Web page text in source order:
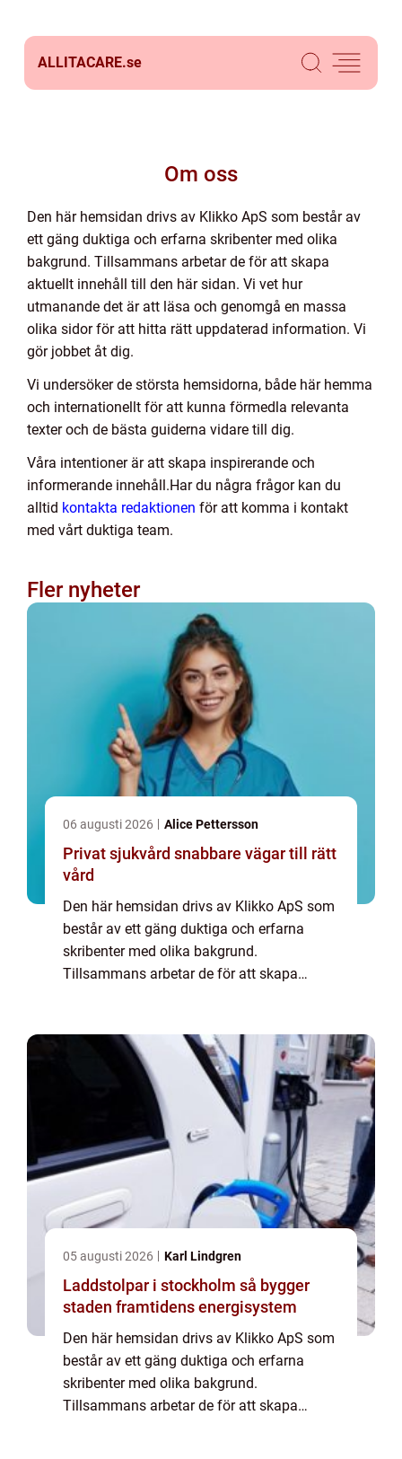
ALLITACARE.se
Om oss
Den här hemsidan drivs av Klikko ApS som består av
ett gäng duktiga och erfarna skribenter med olika
bakgrund. Tillsammans arbetar de för att skapa
aktuellt innehåll till den här sidan. Vi vet hur
utmanande det är att läsa och genomgå en massa
olika sidor för att hitta rätt uppdaterad information. Vi
gör jobbet åt dig.
Vi undersöker de största hemsidorna, både här hemma
och internationellt för att kunna förmedla relevanta
texter och de bästa guiderna vidare till dig.
Våra intentioner är att skapa inspirerande och
informerande innehåll.Har du några frågor kan du
alltid kontakta redaktionen för att komma i kontakt
med vårt duktiga team.
Fler nyheter
06 augusti 2026 Alice Pettersson
Privat sjukvård snabbare vägar till rätt
vård
Den här hemsidan drivs av Klikko ApS som
består av ett gäng duktiga och erfarna
skribenter med olika bakgrund.
Tillsammans arbetar de för att skapa
massa olika ...
05 augusti 2026 Karl Lindgren
Laddstolpar i stockholm så bygger
staden framtidens energisystem
Den här hemsidan drivs av Klikko ApS som
består av ett gäng duktiga och erfarna
skribenter med olika bakgrund.
Tillsammans arbetar de för att skapa